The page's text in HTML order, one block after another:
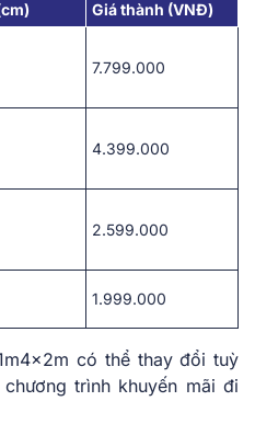
Giá thành (VNĐ)
7.799.000
4.399.000
2.599.000
1.999.000
có thể thay đổi tuỳ
trình khuyến mãi đi